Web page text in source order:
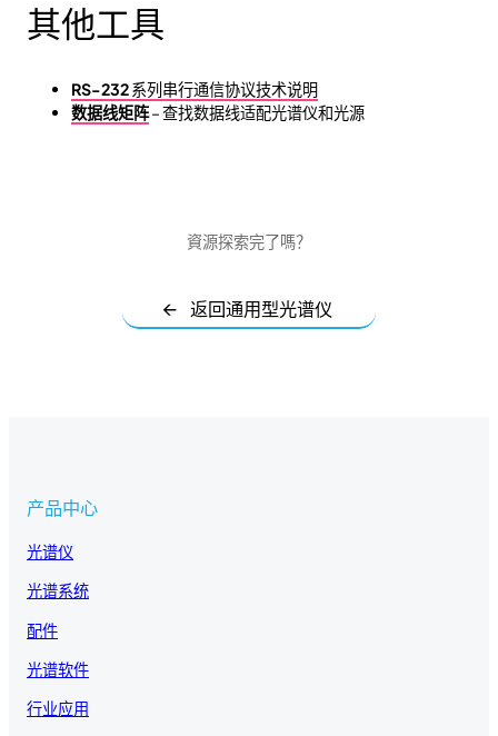
其他工具
RS-232系列串行通信协议技术说明
数据线矩阵– 查找数据线适配光谱仪和光源
資源探索完了嗎？
🡨 返回通用型光谱仪
产品中心
光谱仪
光谱系统
配件
光谱软件
行业应用